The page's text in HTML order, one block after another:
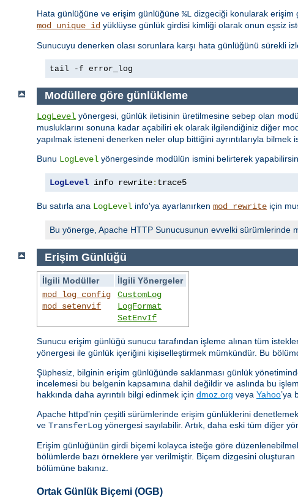
Hata günlüğüne ve erişim günlüğüne %L dizgeciği konularak erişim
mod_unique_id yüklüyse günlük girdisi kimliği olarak onun eşsiz
Sunucuyu denerken olası sorunlara karşı hata günlüğünü sürekli
tail -f error_log
Modüllere göre günlükleme
LogLevel yönergesi, günlük iletisinin üretilmesine sebep olan
musluklarını sonuna kadar açabiliri ek olarak ilgilendiğiniz diğer
yapılmak isteneni denerken neler olup bittiğini ayrıntılarıyla bilmek
Bunu LogLevel yönergesinde modülün ismini belirterek
LogLevel info rewrite: trace5
Bu satırla ana LogLevel info'ya ayarlanırken mod_rewrite için
Bu yönerge, Apache HTTP Sunucusunun evvelki sürümlerinde
Erişim Günlüğü
İlgili Modüller
İlgili Yönergeler
mod_log_config
mod_setenvif
CustomLog
LogFormat
SetEnvIf
Sunucu erişim günlüğü sunucu tarafından işleme alınan tüm
yönergesi ile günlük içeriğini kişiselleştirmek mümkündür. Bu
Şüphesiz, bilginin erişim günlüğünde saklanması günlük
incelemesi bu belgenin kapsamına dahil değildir ve aslında bu
hakkında daha ayrıntılı bilgi edinmek için dmoz.org veya Yahoo’ya
Apache httpd’nin çeşitli sürümlerinde erişim günlüklerini
ve TransferLog yönergesi sayılabilir. Artık, daha eski tüm diğer
Erişim günlüğünün girdi biçemi kolayca isteğe göre
bölümlerde bazı örneklere yer verilmiştir. Biçem dizgesini
bölümüne bakınız.
Ortak Günlük Biçemi (OGB)